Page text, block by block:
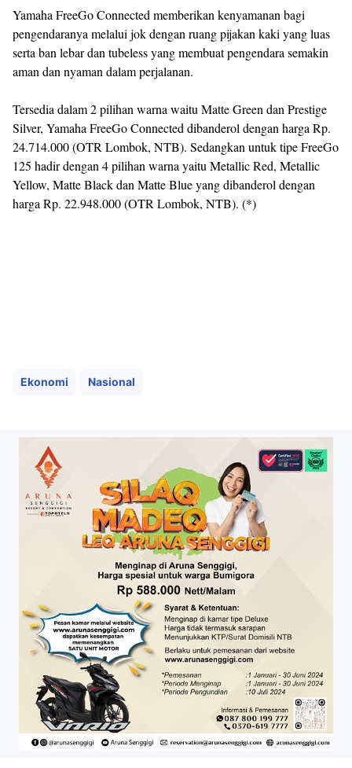
Yamaha FreeGo Connected memberikan kenyamanan bagi
pengendaranya melalui jok dengan ruang pijakan kaki yang luas
serta ban lebar dan tubeless yang membuat pengendara semakin
aman dan nyaman dalam perjalanan.
Tersedia dalam 2 pilihan warna waitu Matte Green dan Prestige
Silver, Yamaha FreeGo Connected dibanderol dengan harga Rp.
24.714.000 (OTR Lombok, NTB). Sedangkan untuk tipe FreeGo
125 hadir dengan 4 pilihan warna yaitu Metallic Red, Metallic
Yellow, Matte Black dan Matte Blue yang dibanderol dengan
harga Rp. 22.948.000 (OTR Lombok, NTB). (*)
Ekonomi Nasional